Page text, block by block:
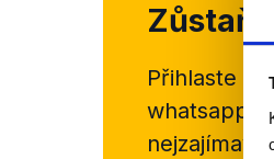
Přihlaste